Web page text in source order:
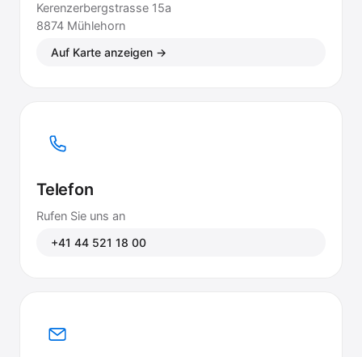
Kerenzerbergstrasse 15a
8874 Mühlehorn
Auf Karte anzeigen →
Telefon
Rufen Sie uns an
+41 44 521 18 00